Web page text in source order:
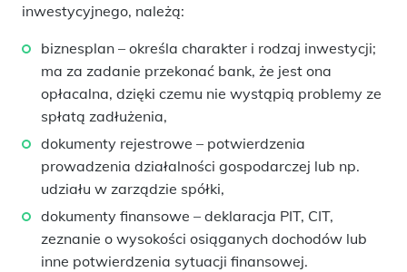
inwestycyjnego, należą:
biznesplan – określa charakter i rodzaj inwestycji;
ma za zadanie przekonać bank, że jest ona
opłacalna, dzięki czemu nie wystąpią problemy ze
spłatą zadłużenia,
dokumenty rejestrowe – potwierdzenia
prowadzenia działalności gospodarczej lub np.
udziału w zarządzie spółki,
dokumenty finansowe – deklaracja PIT, CIT,
zeznanie o wysokości osiąganych dochodów lub
inne potwierdzenia sytuacji finansowej.